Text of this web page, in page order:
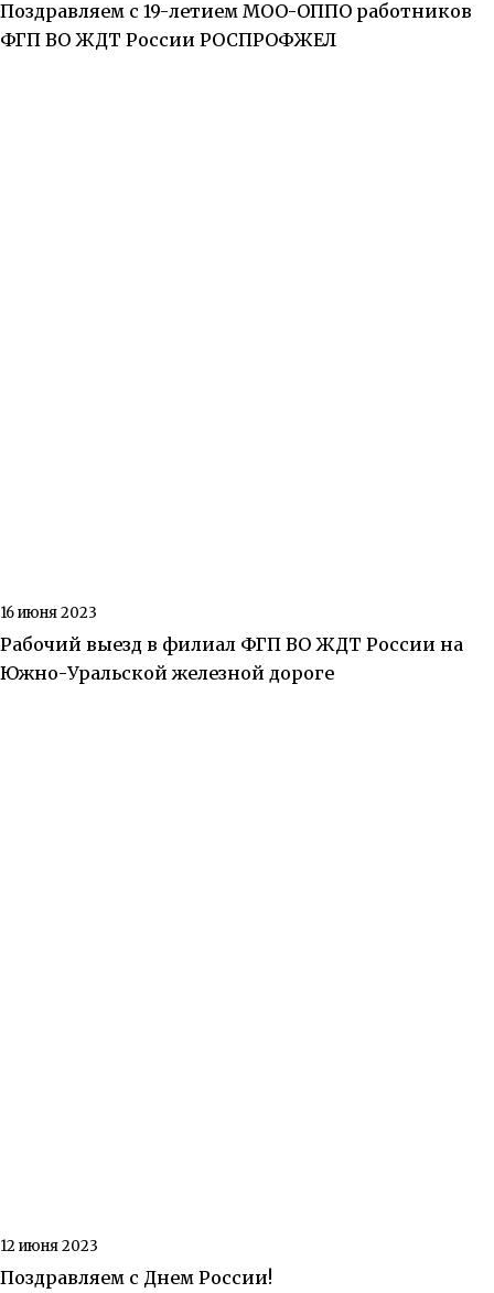
Поздравляем с 19-летием МОО-ОППО работников
ФГП ВО ЖДТ России РОСПРОФЖЕЛ
16 июня 2023
Рабочий выезд в филиал ФГП ВО ЖДТ России на
Южно-Уральской железной дороге
12 июня 2023
Поздравляем с Днем России!